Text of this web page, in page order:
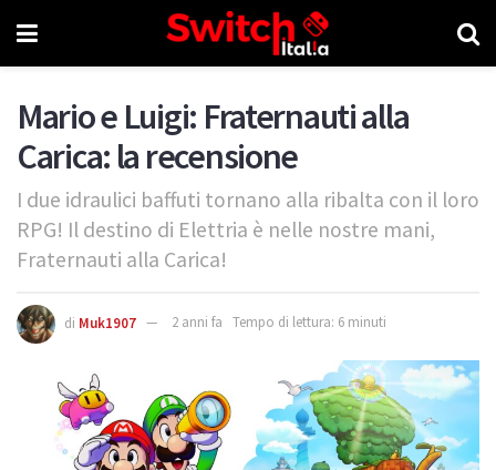
Mario e Luigi: Fraternauti alla
Carica: la recensione
I due idraulici baffuti tornano alla ribalta con il loro
RPG! Il destino di Elettria è nelle nostre mani,
Fraternauti alla Carica!
di Muk1907 2 anni fa Tempo di lettura: 6 minuti